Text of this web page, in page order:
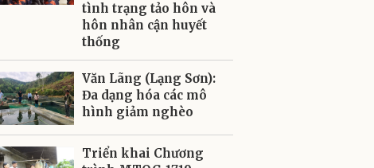
tình trạng tảo hôn và
hôn nhân cận huyết
thống
Văn Lãng (Lạng Sơn):
Đa dạng hóa các mô
hình giảm nghèo
Triển khai Chương
Gửi